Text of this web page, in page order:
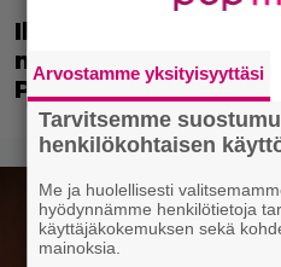
Illalla tv:ssä:
missasi tulevan
Paxton valitsi scifi-
Arvostamme yksityisyyttäsi
Tarvitsemme
henkilökohtaisen
Me ja huolellisesti
hyödynnämme henkilötietoja
käyttäjäkokemuksen sekä
mainoksia.